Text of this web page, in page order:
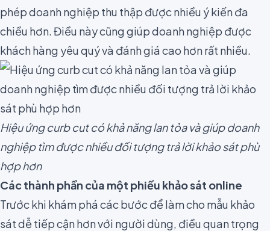
phép doanh nghiệp thu thập được nhiều ý kiến đa
chiều hơn. Điều này cũng giúp doanh nghiệp được
khách hàng yêu quý và đánh giá cao hơn rất nhiều.
Hiệu ứng curb cut có khả năng lan tỏa và giúp doanh
nghiệp tìm được nhiều đối tượng trả lời khảo sát phù
hợp hơn
Các thành phần của một phiếu khảo sát online
Trước khi khám phá các bước để làm cho mẫu khảo
sát dễ tiếp cận hơn với người dùng, điều quan trọng